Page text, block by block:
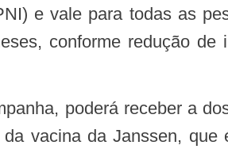
e vale para todas as
conforme redução de
vacina da Janssen, que